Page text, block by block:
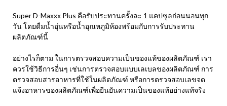
Super D-Maxxx Plus คือรับประทานครั้งละ 1 แคปซูลก่อนนอนทุก
วัน โดยดื่มน้ำอุ่นหรือน้ำอุณหภูมิห้องพร้อมกับการรับประทาน
ผลิตภัณฑ์นี้
อย่างไรก็ตาม ในการตรวจสอบความเป็นของแท้ของผลิตภัณฑ์ เรา
ควรใช้วิธีการอื่นๆ เช่นการตรวจสอบแบบเลเบลของผลิตภัณฑ์ การ
ตรวจสอบสารอาหารที่ใช้ในผลิตภัณฑ์ หรือการตรวจสอบเลขจด
แจ้งอาหารของผลิตภัณฑ์เพื่อยืนยันความเป็นของแท้อย่างแท้จริง